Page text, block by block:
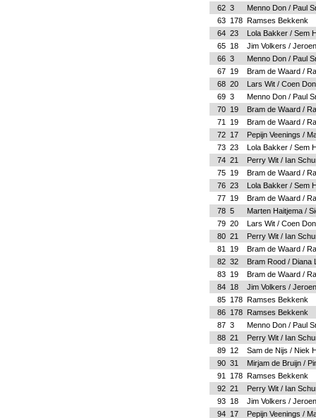
62 3
Menno Don / Paul
63 178 Ramses Bekkenk
64 23
Lola Bakker / Sem
65 18
Jim Volkers /
66 3
Menno Don / Paul
67 19
Bram de Waard /
68 20
Lars Wit / Coen
69 3
Menno Don / Paul
70 19
Bram de Waard /
71
19
Bram de Waard /
72 17
Pepijn Veenings /
73 23
Lola Bakker / Sem
74 21
Perry Wit / Ian
75 19
Bram de Waard /
76 23
Lola Bakker / Sem
77 19
Bram de Waard /
78 5
Marten Haitjema /
79 20
Lars Wit / Coen
80 21
Perry Wit / Ian
81
19
Bram de Waard /
82 32
Bram Rood / Diana
83 19
Bram de Waard /
84 18
Jim Volkers /
85 178 Ramses Bekkenk
86 178 Ramses Bekkenk
87 3
Menno Don / Paul
88 21
Perry Wit / Ian
89 12
Sam de Nijs / Niek
90 31
Mirjam de Bruijn /
91
178 Ramses Bekkenk
92 21
Perry Wit / Ian
93 18
Jim Volkers /
94 17 Pepijn Veenings /